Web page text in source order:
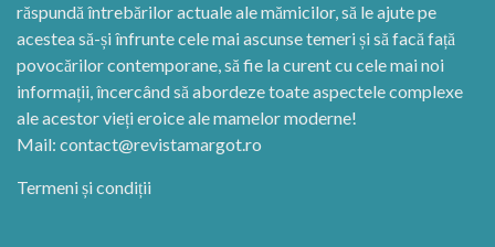
răspundă întrebărilor actuale ale mămicilor, să le ajute pe
acestea să-și înfrunte cele mai ascunse temeri și să facă față
povocărilor contemporane, să fie la curent cu cele mai noi
informații, încercând să abordeze toate aspectele complexe
ale acestor vieți eroice ale mamelor moderne!
Mail: contact@revistamargot.ro
Termeni și condiții